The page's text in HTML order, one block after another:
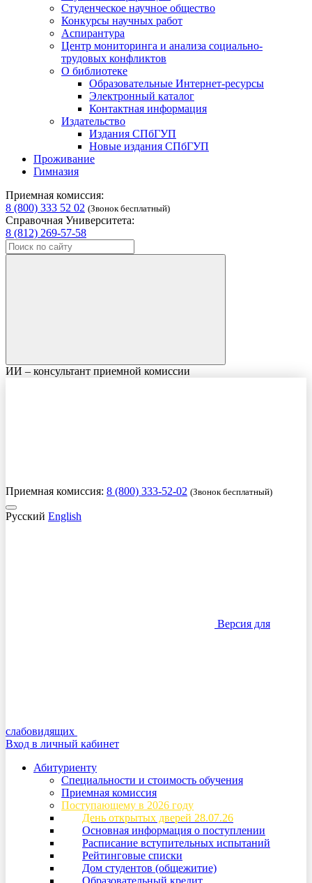
Студенческое научное общество
Конкурсы научных работ
Аспирантура
Центр мониторинга и анализа социально-
трудовых конфликтов
О библиотеке
Образовательные Интернет-ресурсы
Электронный каталог
Контактная информация
Издательство
Издания СПбГУП
Новые издания СПбГУП
Проживание
Гимназия
Приемная комиссия:
8 (800) 333 52 02 (Звонок бесплатный)
Справочная Университета:
8 (812) 269-57-58
ИИ – консультант приемной комиссии
Приемная комиссия: 8 (800) 333-52-02 (Звонок бесплатный)
Русский English
Версия для
слабовидящих
Вход в личный кабинет
Абитуриенту
Специальности и стоимость обучения
Приемная комиссия
Поступающему в 2026 году
День открытых дверей 28.07.26
Основная информация о поступлении
Расписание вступительных испытаний
Рейтинговые списки
Дом студентов (общежитие)
Образовательный кредит